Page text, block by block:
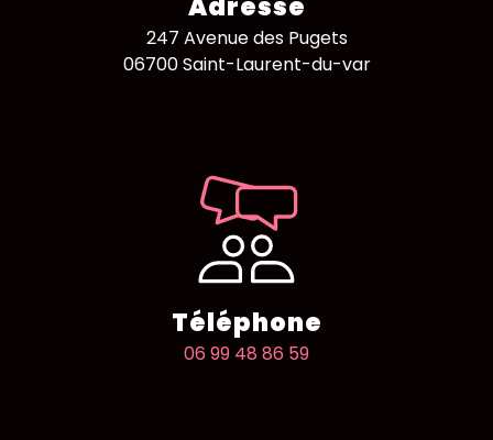
247 Avenue des Pugets
06700 Saint-Laurent-du-var
Téléphone
06 99 48 86 59